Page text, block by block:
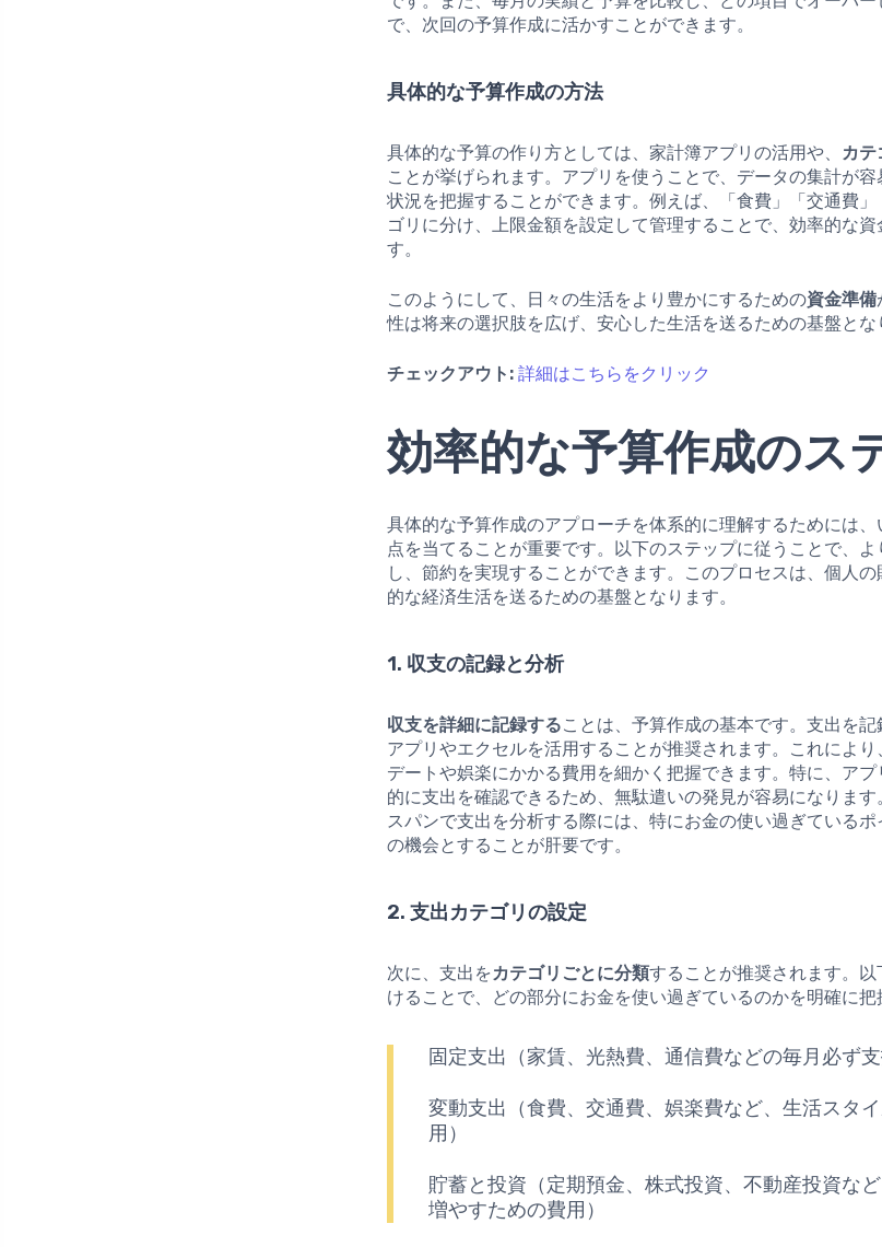
で、次回の予算作成に活かすことができます。
具体的な予算作成の方法
具体的な予算の作り方としては、家計簿アプリの活用や、 カ
ことが挙げられます。アプリを使うことで、データの集計が
状況を把握することができます。例えば、「食費」「交通費
ゴリに分け、上限金額を設定して管理することで、効率的な資
す。
このようにして、日々の生活をより豊かにするための資金準備
性は将来の選択肢を広げ、安心した生活を送るための基盤とな
チェックアウト: 詳細はこちらをクリック
効率的な予算作成のス
具体的な予算作成のアプローチを体系的に理解するためには
点を当てることが重要です。以下のステップに従うことで、
し、節約を実現することができます。このプロセスは、個人
的な経済生活を送るための基盤となります。
1. 収支の記録と分析
収支を詳細に記録することは、予算作成の基本です。支出を
アプリやエクセルを活用することが推奨されます。これにより
デートや娯楽にかかる費用を細かく把握できます。特に、ア
的に支出を確認できるため、無駄遣いの発見が容易になりま
スパンで支出を分析する際には、特にお金の使い過ぎている
の機会とすることが肝要です。
2. 支出カテゴリの設定
次に、支出をカテゴリごとに分類することが推奨されます。
けることで、どの部分にお金を使い過ぎているのかを明確に把
固定支出（家賃、光熱費、通信費などの毎月必ず支
変動支出（食費、交通費、娯楽費など、生活スタ
用）
貯蓄と投資（定期預金、株式投資、不動産投資な
増やすための費用）